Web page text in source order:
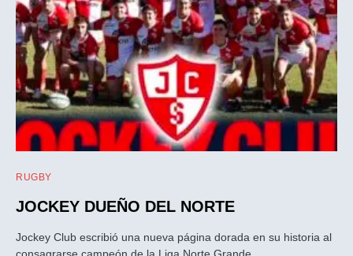
RUGBY
JOCKEY DUEÑO DEL NORTE
Jockey Club escribió una nueva página dorada en su historia al